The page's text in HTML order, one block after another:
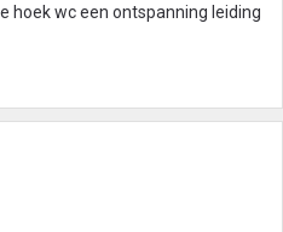
hoek wc een ontspanning leiding